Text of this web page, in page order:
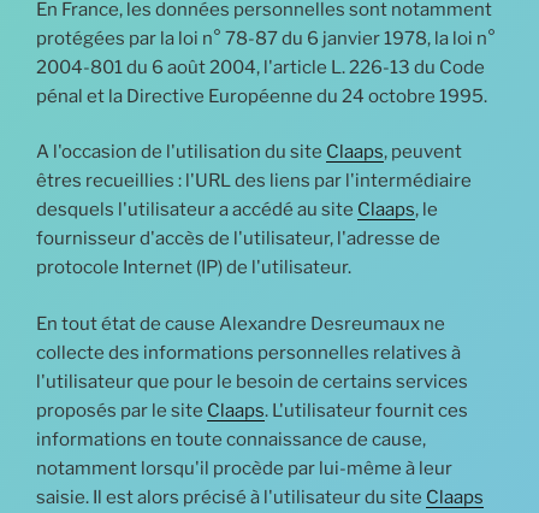
En France, les données personnelles sont notamment
protégées par la loi n° 78-87 du 6 janvier 1978, la loi n°
2004-801 du 6 août 2004, l'article L. 226-13 du Code
pénal et la Directive Européenne du 24 octobre 1995.
A l'occasion de l'utilisation du site Claaps, peuvent
êtres recueillies : l'URL des liens par l'intermédiaire
desquels l'utilisateur a accédé au site Claaps, le
fournisseur d'accès de l'utilisateur, l'adresse de
protocole Internet (IP) de l'utilisateur.
En tout état de cause Alexandre Desreumaux ne
collecte des informations personnelles relatives à
l'utilisateur que pour le besoin de certains services
proposés par le site Claaps. L'utilisateur fournit ces
informations en toute connaissance de cause,
notamment lorsqu'il procède par lui-même à leur
saisie. Il est alors précisé à l'utilisateur du site Claaps